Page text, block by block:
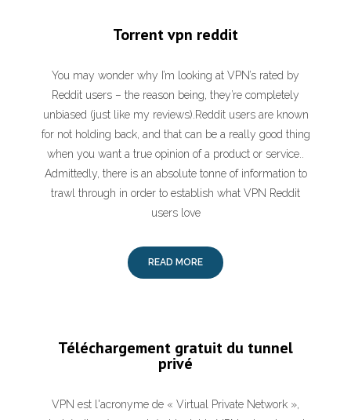
Torrent vpn reddit
You may wonder why I’m looking at VPN’s rated by
Reddit users – the reason being, they’re completely
unbiased (just like my reviews).Reddit users are known
for not holding back, and that can be a really good thing
when you want a true opinion of a product or service..
Admittedly, there is an absolute tonne of information to
trawl through in order to establish what VPN Reddit
users love
READ MORE
Téléchargement gratuit du tunnel
privé
VPN est l'acronyme de « Virtual Private Network »,